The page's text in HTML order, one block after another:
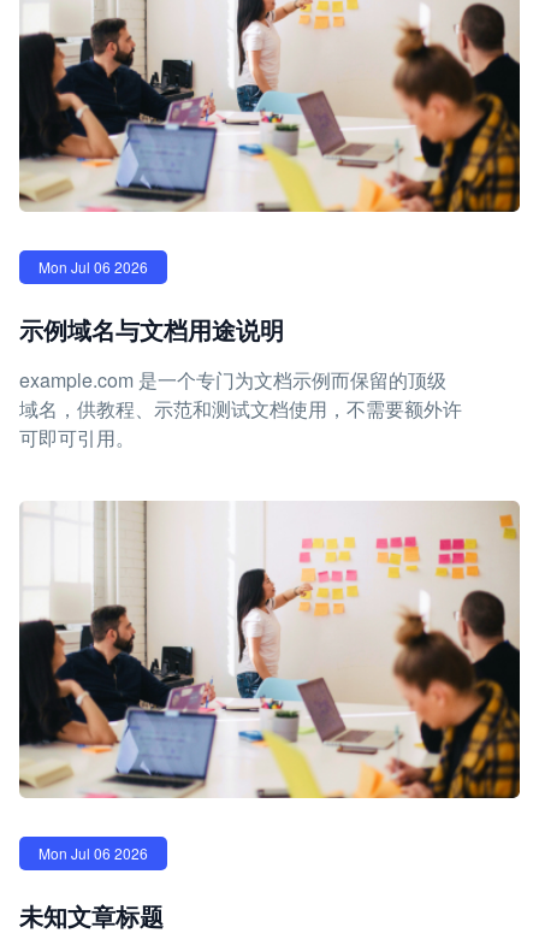
Mon Jul 06 2026
示例域名与文档用途说明
example.com 是一个专门为文档示例而保留的顶级
域名，供教程、示范和测试文档使用，不需要额外许
可即可引用。
Mon Jul 06 2026
未知文章标题